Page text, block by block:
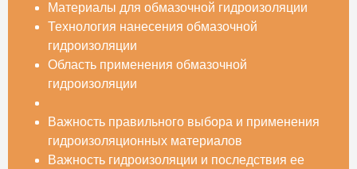
Материалы для обмазочной гидроизоляции
Технология нанесения обмазочной
гидроизоляции
Область применения обмазочной
гидроизоляции
Важность правильного выбора и применения
гидроизоляционных материалов
Важность гидроизоляции и последствия ее